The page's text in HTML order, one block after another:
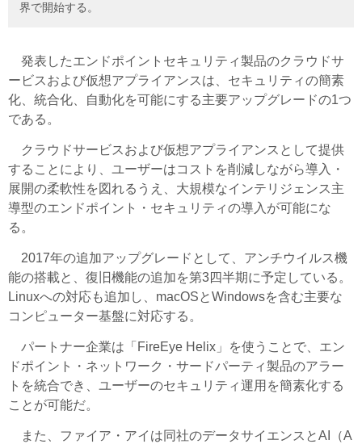
界で開始する。
発表したエンドポイントセキュリティ製品のクラウドサ
ービスおよび仮想アプライアンスは、セキュリティの簡素
化、統合化、自動化を可能にする主要アップグレードの1つ
である。
クラウドサービスおよび仮想アプライアンスとして提供
することにより、ユーザーはコストを削減しながら導入・
展開の柔軟性を図れるうえ、大規模なインテリジェンス主
導型のエンドポイント・セキュリティの導入が可能にな
る。
2017年の追加アップグレードとして、アンチウイルス機
能の搭載と、復旧機能の追加を第3四半期に予定している。
Linuxへの対応も追加し、macOSとWindowsを含む主要な
コンピューター基盤に対応する。
パートナー企業は「FireEye Helix」を使うことで、エン
ドポイント・ネットワーク・サードパーティ製品のアラー
トを統合でき、ユーザーのセキュリティ運用を簡素化する
ことが可能だ。
また、ファイア・アイは同社のデータサイエンスとAI（A